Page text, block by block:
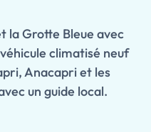
la Grotte Bleue avec
climatisé neuf
Anacapri et les
un guide local.